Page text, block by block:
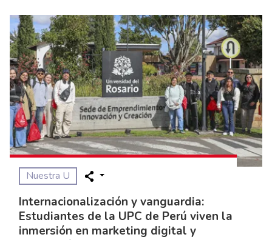
Nuestra U
Internacionalización y vanguardia:
Estudiantes de la UPC de Perú viven la
inmersión en marketing digital y